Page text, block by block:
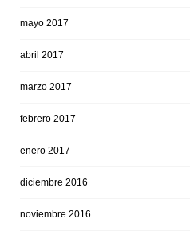
mayo 2017
abril 2017
marzo 2017
febrero 2017
enero 2017
diciembre 2016
noviembre 2016